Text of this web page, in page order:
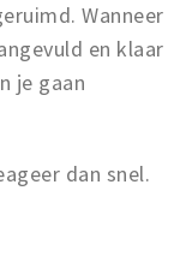
Wanneer
en klaar
je gaan
dan snel.